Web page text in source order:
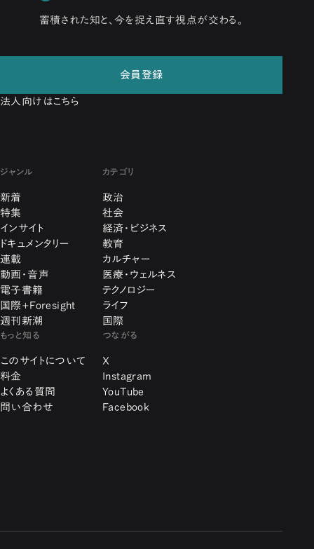
蓄積された知と、今を捉え直す視点が交わる。
会員登録
法人向けはこちら
ジャンル
新着
特集
インサイト
ドキュメンタリー
連載
動画・音声
電子書籍
国際+Foresight
週刊新潮
カテゴリ
政治
社会
経済・ビジネス
教育
カルチャー
医療・ウェルネス
テクノロジー
ライフ
国際
もっと知る
このサイトについて
料金
よくある質問
問い合わせ
つながる
X
Instagram
YouTube
Facebook